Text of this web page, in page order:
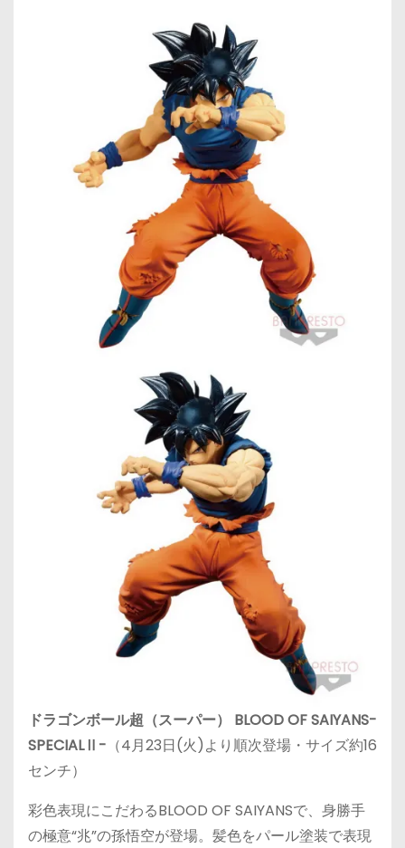
ドラゴンボール超（スーパー） BLOOD OF SAIYANS-
SPECIALⅡ- （4月23日(火)より順次登場・サイズ約16
センチ）
彩色表現にこだわるBLOOD OF SAIYANSで、身勝手
の極意“兆”の孫悟空が登場。髪色をパール塗装で表現